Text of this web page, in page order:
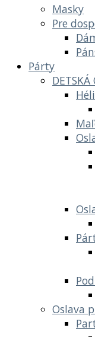
Masky
Pre
Párty
DETSKÁ
Oslava